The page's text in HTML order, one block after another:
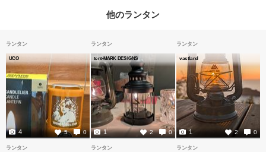
他のランタン
ランタン
UCO
5 0
4
ランタン
tent-MARK DESIGNS
2 0
1
ランタン
vastland
2 0
1
ランタン ランタン ランタン